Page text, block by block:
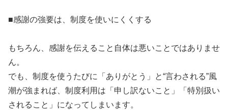
■感謝の強要は、制度を使いにくくする
もちろん、感謝を伝えること自体は悪いことではありませ
ん。
でも、制度を使うたびに「ありがとう」と“言わされる”風
潮が強まれば、制度利用は「申し訳ないこと」「特別扱い
されること」になってしまいます。